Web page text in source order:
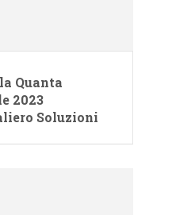
Quanta
2023
Soluzioni